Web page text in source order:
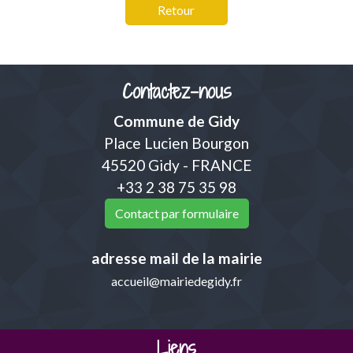
Retour
Contactez-nous
Commune de Gidy
Place Lucien Bourgon
45520 Gidy - FRANCE
+33 2 38 75 35 98
Contact par formulaire
adresse mail de la mairie
accueil@mairiedegidy.fr